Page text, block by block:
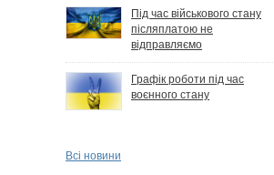
Під час військового стану
післяплатою не
відправляємо
Графік роботи під час
воєнного стану
Всі новини